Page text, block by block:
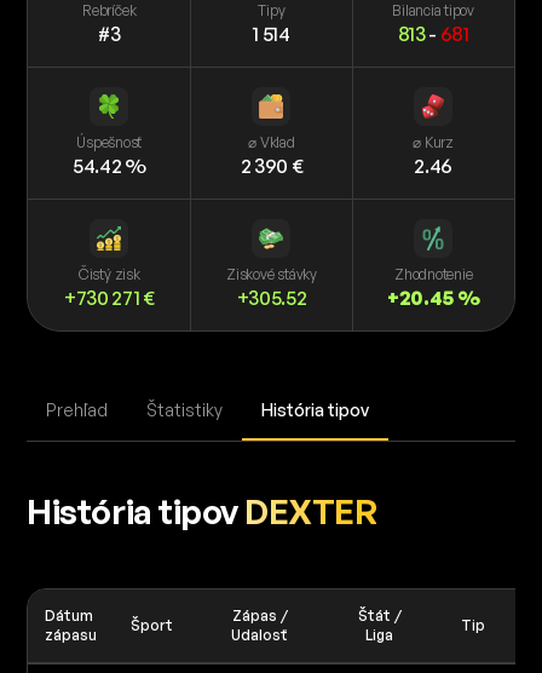
Rebríček
#3
Tipy
1 514
Bilancia tipov
813- 681
Úspešnosť
54.42 %
⌀ Vklad
2 390 €
⌀ Kurz
2.46
Čistý zisk
+730 271 €
Ziskové stávky
+305.52
Zhodnotenie
+20.45 %
Prehľad Štatistiky História tipov
História tipov DEXTER
Dátum
zápasu
Šport
Zápas /
Udalosť
Štát /
Liga
Tip